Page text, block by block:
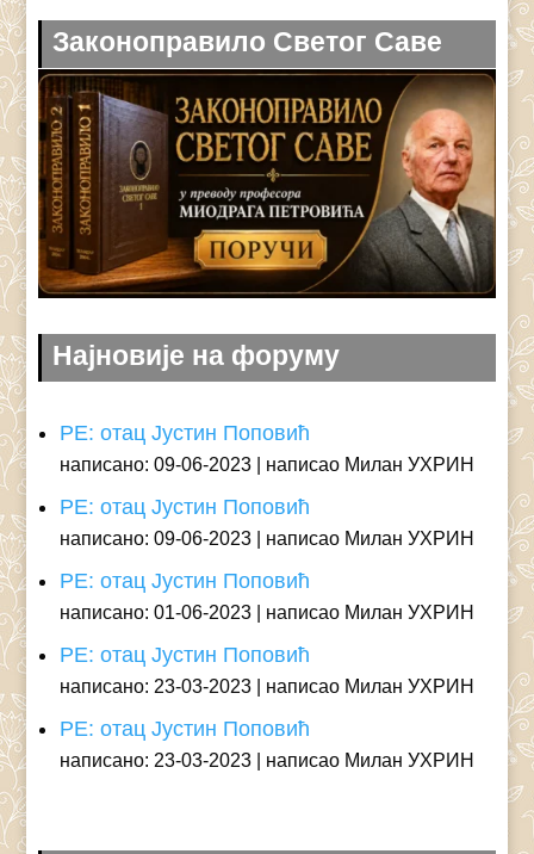
Законоправило Светог Саве
Најновије на форуму
РЕ: отац Јустин Поповић
написано: 09-06-2023 написао Милан УХРИН
РЕ: отац Јустин Поповић
написано: 09-06-2023 написао Милан УХРИН
РЕ: отац Јустин Поповић
написано: 01-06-2023 написао Милан УХРИН
РЕ: отац Јустин Поповић
написано: 23-03-2023 написао Милан УХРИН
РЕ: отац Јустин Поповић
написано: 23-03-2023 написао Милан УХРИН